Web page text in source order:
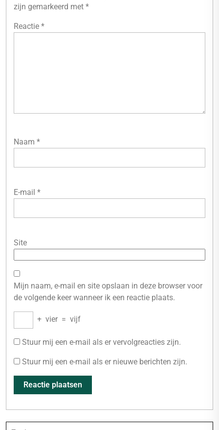
zijn gemarkeerd met *
Reactie *
Naam *
E-mail *
Site
Mijn naam, e-mail en site opslaan in deze browser voor
de volgende keer wanneer ik een reactie plaats.
+ vier = vijf
Stuur mij een e-mail als er vervolgreacties zijn.
Stuur mij een e-mail als er nieuwe berichten zijn.